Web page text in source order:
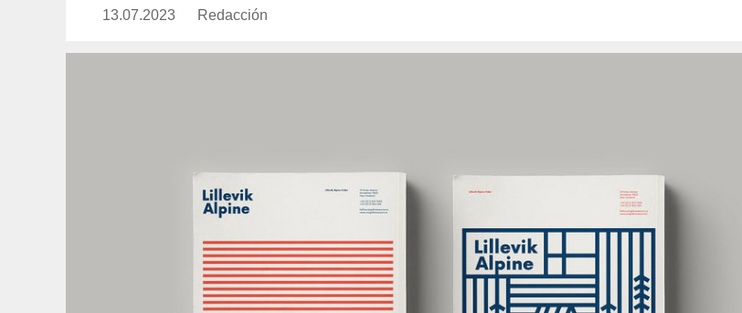
Publicado
13.07.2023 https://www.experimenta.es/author/redaccion/
Redacción